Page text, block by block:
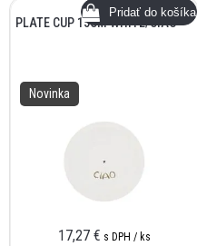
PLATE CUP 15CM WHITE/CIAO
Novinka
17,27 € s DPH / ks